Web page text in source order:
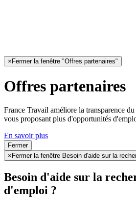
× Fermer la fenêtre "Offres partenaires"
Offres partenaires
France Travail améliore la transparence
vous proposant plus d'opportunités
En savoir plus
Fermer
× Fermer la fenêtre Besoin d'aide sur la
Besoin d'aide sur la
d'emploi ?